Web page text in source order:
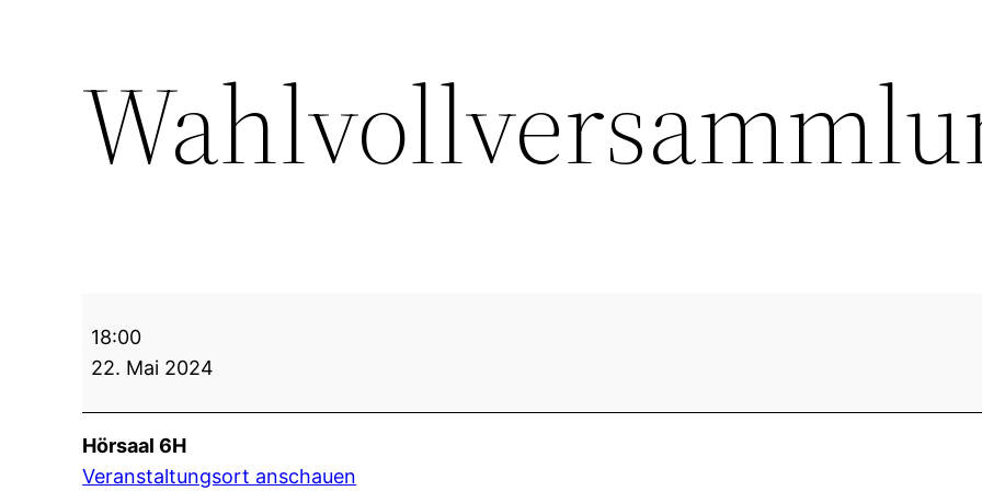
18:00
22. Mai 2024
Hörsaal 6H
Veranstaltungsort anschauen